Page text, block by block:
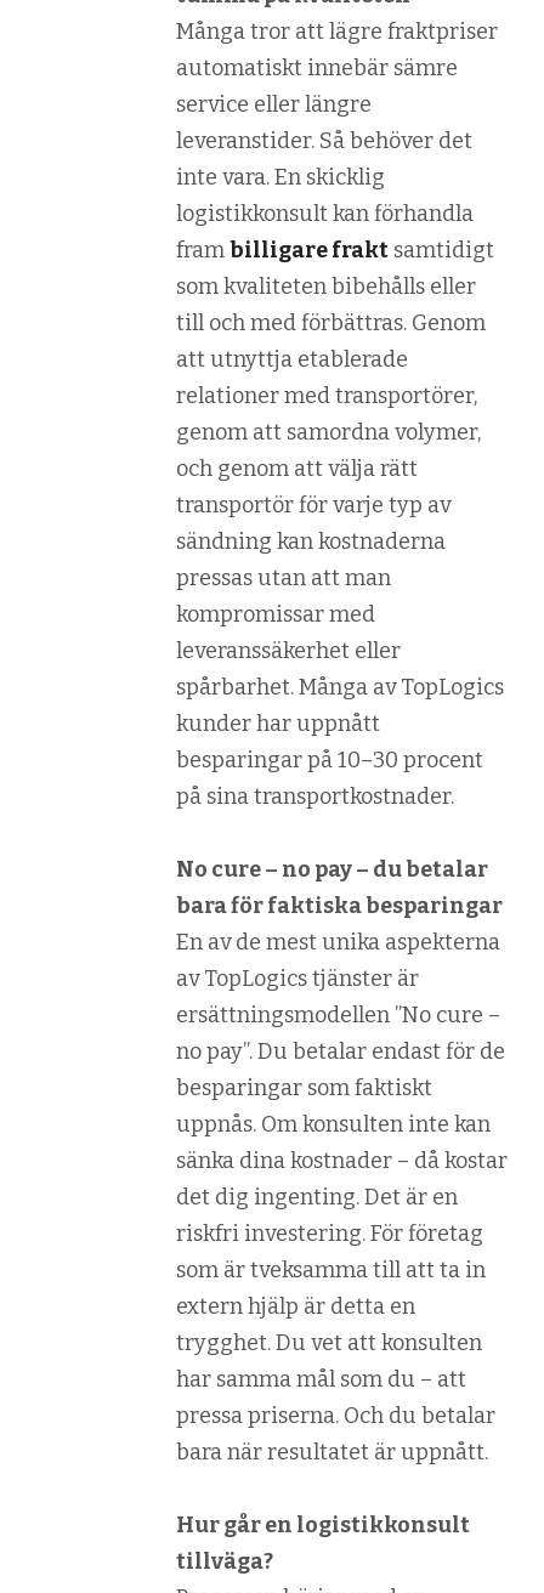
Många tror att lägre fraktpriser
automatiskt innebär sämre
service eller längre
leveranstider. Så behöver det
inte vara. En skicklig
logistikkonsult kan förhandla
frambilligare frakt samtidigt
som kvaliteten bibehålls eller
till och med förbättras. Genom
att utnyttja etablerade
relationer med transportörer,
genom att samordna volymer,
och genom att välja rätt
transportör för varje typ av
sändning kan kostnaderna
pressas utan att man
kompromissar med
leveranssäkerhet eller
spårbarhet. Många av TopLogics
kunder har uppnått
besparingar på 10–30 procent
på sina transportkostnader.
No cure – no pay – du betalar
bara för faktiska besparingar
En av de mest unika aspekterna
av TopLogics tjänster är
ersättningsmodellen ”No cure –
no pay”. Du betalar endast för de
besparingar som faktiskt
uppnås. Om konsulten inte kan
sänka dina kostnader – då kostar
det dig ingenting. Det är en
riskfri investering. För företag
som är tveksamma till att ta in
extern hjälp är detta en
trygghet. Du vet att konsulten
har samma mål som du – att
pressa priserna. Och du betalar
bara när resultatet är uppnått.
Hur går en logistikkonsult
tillväga?